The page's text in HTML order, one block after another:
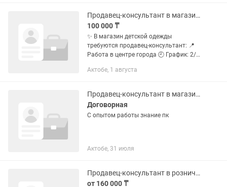
Продавец-консультант в магазине одежды
100 000 ₸
✨ В магазин детской одежды
требуются продавец-консультант: 📍
Работа в центре города 🕘 График: 2/2
❗️Студентов не беспокоить! ❗️
Актобе, 1 августа
Продавец-консультант в магазине
Договорная
С опытом работы знание пк
Актобе, 31 июля
Продавец-консультант в розничном магазине
от 160 000 ₸